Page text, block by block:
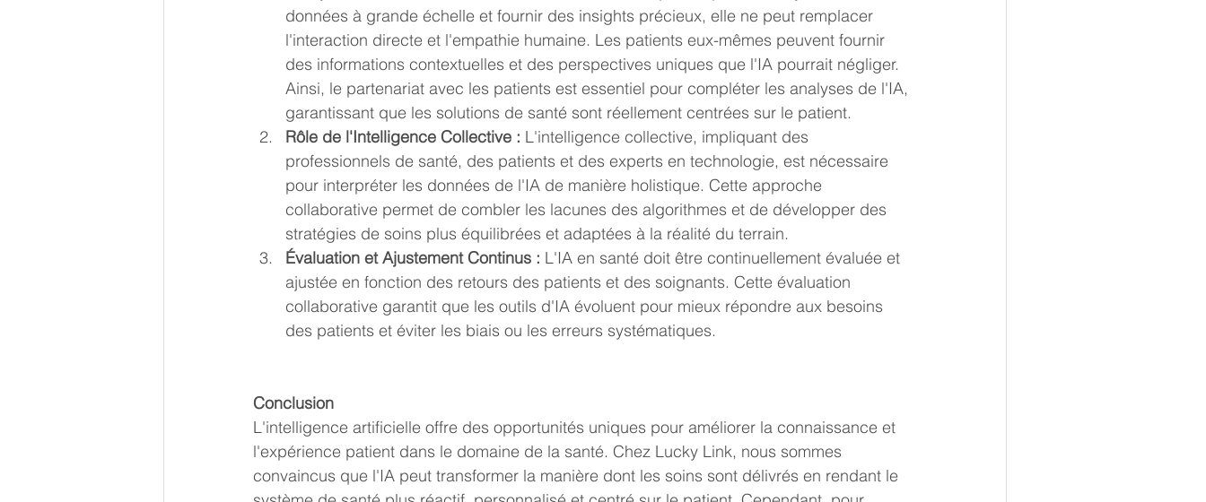
données à grande échelle et fournir des insights précieux, elle ne peut remplacer
l'interaction directe et l'empathie humaine. Les patients eux-mêmes peuvent fournir
des informations contextuelles et des perspectives uniques que l'IA pourrait négliger.
Ainsi, le partenariat avec les patients est essentiel pour compléter les analyses de l'IA,
garantissant que les solutions de santé sont réellement centrées sur le patient.
Rôle de l'Intelligence Collective : L'intelligence collective, impliquant des
professionnels de santé, des patients et des experts en technologie, est nécessaire
pour interpréter les données de l'IA de manière holistique. Cette approche
collaborative permet de combler les lacunes des algorithmes et de développer des
stratégies de soins plus équilibrées et adaptées à la réalité du terrain.
Évaluation et Ajustement Continus : L'IA en santé doit être continuellement évaluée et
ajustée en fonction des retours des patients et des soignants. Cette évaluation
collaborative garantit que les outils d'IA évoluent pour mieux répondre aux besoins
des patients et éviter les biais ou les erreurs systématiques.
Conclusion
L'intelligence artificielle offre des opportunités uniques pour améliorer la connaissance et
l'expérience patient dans le domaine de la santé. Chez Lucky Link, nous sommes
convaincus que l'IA peut transformer la manière dont les soins sont délivrés en rendant le